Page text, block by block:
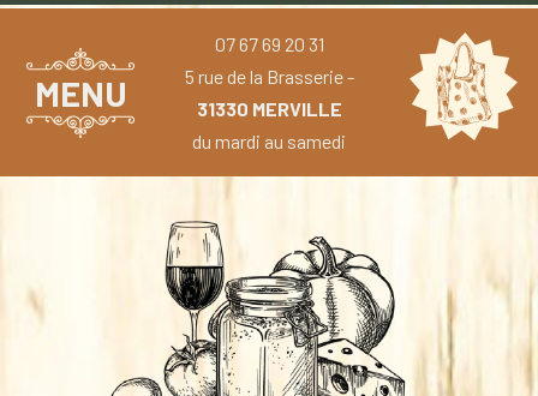
MENU
07 67 69 20 31
5 rue de la Brasserie -
31330 MERVILLE
du mardi au samedi